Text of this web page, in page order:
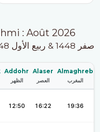
: Août 2026
صفر 1448 & ربيع الأول 1448
Addohr
الظهر
Alaser
العصر
Almaghreb
المغرب
12:50 16:22 19:36